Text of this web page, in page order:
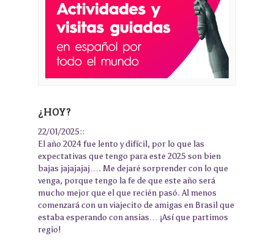
¿HOY?
22/01/2025::
El año 2024 fue lento y difícil, por lo que las
expectativas que tengo para este 2025 son bien
bajas jajajajaj…. Me dejaré sorprender con lo que
venga, porque tengo la fe de que este año será
mucho mejor que el que recién pasó. Al menos
comenzará con un viajecito de amigas en Brasil que
estaba esperando con ansias… ¡Así que partimos
regio!